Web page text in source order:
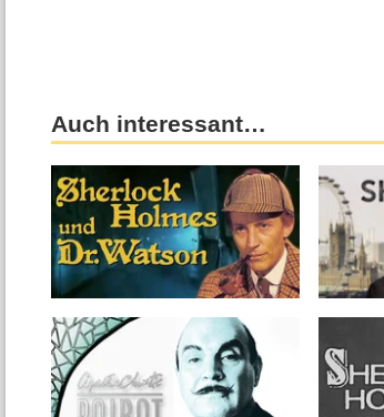
Auch interessant…